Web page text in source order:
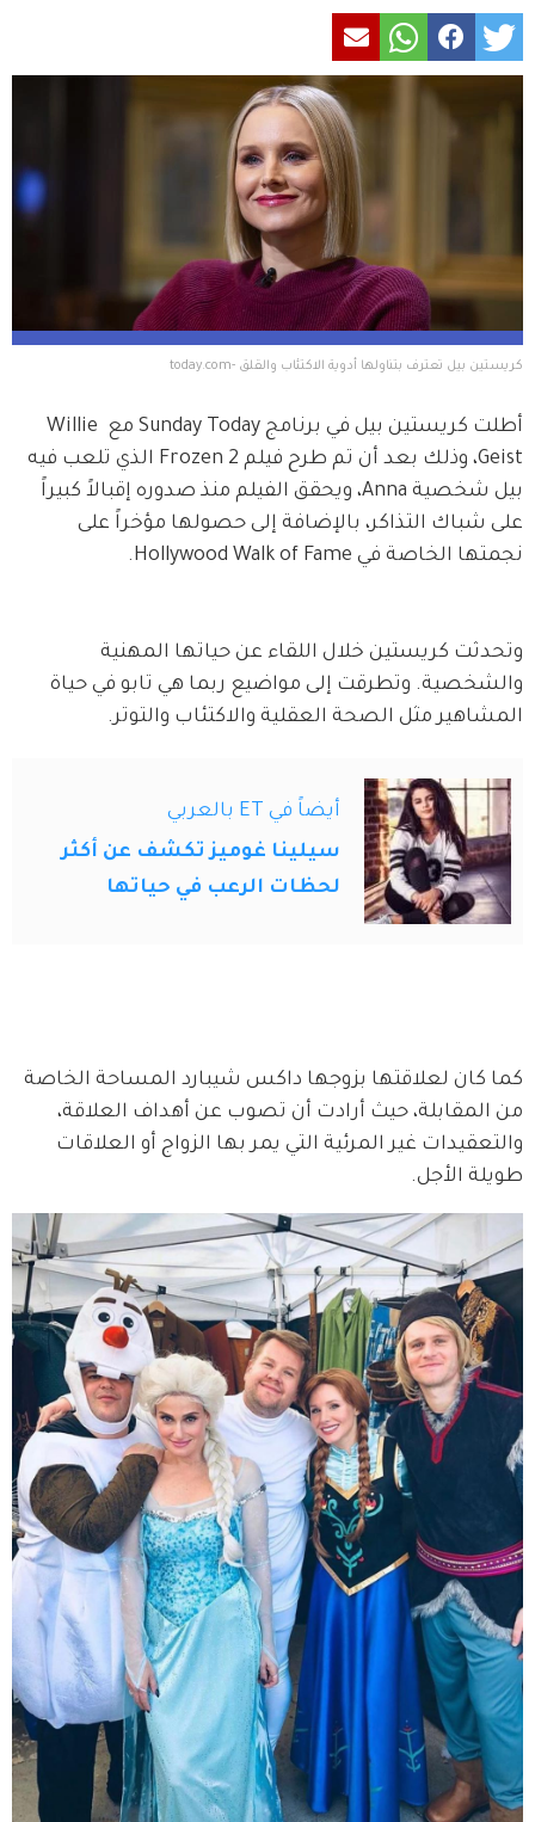
كريستين بيل تعترف بتناولها أدوية الاكتئاب والقلق -today.com
أطلت كريستين بيل في برنامج Sunday Today مع Willie
Geist، وذلك بعد أن تم طرح فيلم Frozen 2 الذي تلعب فيه
بيل شخصية Anna، ويحقق الفيلم منذ صدوره إقبالاً كبيراً
على شباك التذاكر، بالإضافة إلى حصولها مؤخراً على
نجمتها الخاصة في Hollywood Walk of Fame.
وتحدثت كريستين خلال اللقاء عن حياتها المهنية
والشخصية. وتطرقت إلى مواضيع ربما هي تابو في حياة
المشاهير مثل الصحة العقلية والاكتئاب والتوتر.
أيضاً في ET بالعربي
سيلينا غوميز تكشف عن أكثر
لحظات الرعب في حياتها
كما كان لعلاقتها بزوجها داكس شيبارد المساحة الخاصة
من المقابلة، حيث أرادت أن تصوب عن أهداف العلاقة،
والتعقيدات غير المرئية التي يمر بها الزواج أو العلاقات
طويلة الأجل.